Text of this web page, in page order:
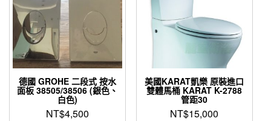
德國 GROHE 二段式 按水
面板 38505/38506 (銀色、
白色)
NT$4,500
美國KARAT凱樂 原裝進口
雙體馬桶 KARAT K-2788
管距30
NT$15,000